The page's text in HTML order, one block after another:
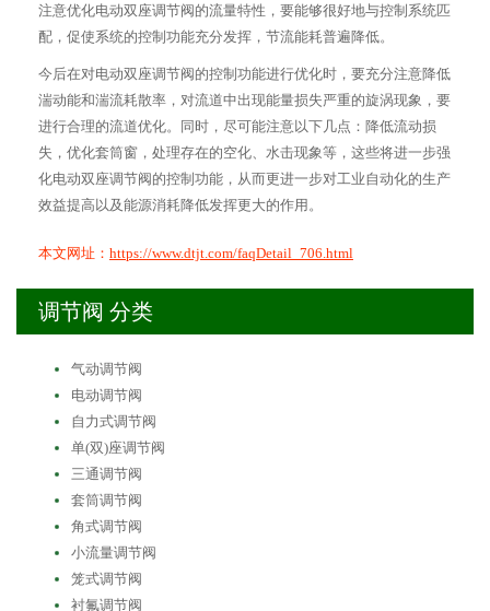
注意优化电动双座调节阀的流量特性，要能够很好地与控制系统匹
配，促使系统的控制功能充分发挥，节流能耗普遍降低。
今后在对电动双座调节阀的控制功能进行优化时，要充分注意降低
湍动能和湍流耗散率，对流道中出现能量损失严重的旋涡现象，要
进行合理的流道优化。同时，尽可能注意以下几点：降低流动损
失，优化套筒窗，处理存在的空化、水击现象等，这些将进一步强
化电动双座调节阀的控制功能，从而更进一步对工业自动化的生产
效益提高以及能源消耗降低发挥更大的作用。
本文网址： https://www.dtjt.com/faqDetail_706.html
调节阀 分类
气动调节阀
电动调节阀
自力式调节阀
单(双)座调节阀
三通调节阀
套筒调节阀
角式调节阀
小流量调节阀
笼式调节阀
衬氟调节阀